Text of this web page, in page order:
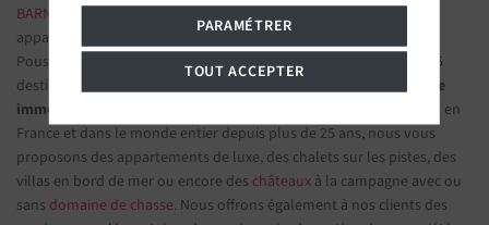
BARNES IMMOBILIER DE LUXE - Les plus belles demeures et
appartements de prestige
Poussez la porte d'une de nosagences immobilières
parmi nos 75
destinations et confiez-nous vos projets d’investissement.Groupe
immobilier de prestige
spécialisé dans les propriétés d'exception en
France et dans le monde entier depuis plus de 25 ans, nous vous
proposons des appartements de luxe, des chalets sur les pistes, des
villas en bord de mer ou encore des châteaux à la campagne avec ou
sans domaine de chasse. Nous offrons également à nos clients des
PARAMÉTRER
TOUT ACCEPTER